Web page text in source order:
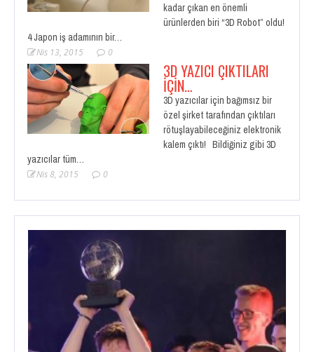
kadar çıkan en önemli
ürünlerden biri “3D Robot” oldu!
4 Japon iş adamının bir…
Nis 13, 2015 0
3D YAZICI ÇIKTILARI
İÇIN…
3D yazıcılar için bağımsız bir
özel şirket tarafından çıktıları
rötuşlayabileceğiniz elektronik
kalem çıktı! Bildiğiniz gibi 3D
yazıcılar tüm…
Nis 8, 2015 0